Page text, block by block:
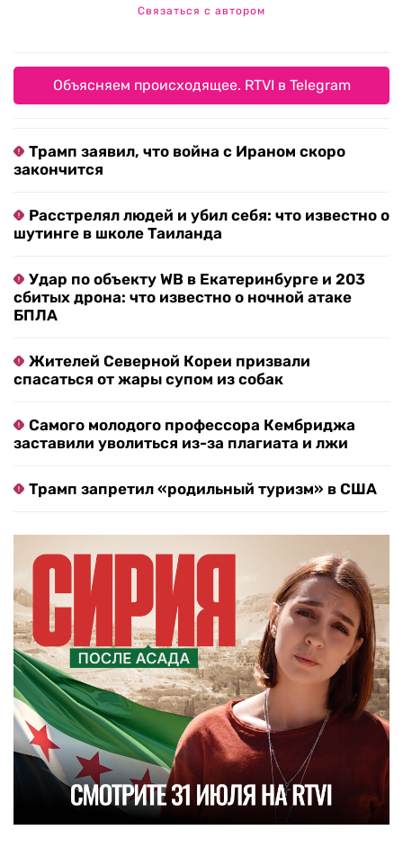
Связаться с автором
Объясняем происходящее. RTVI в Telegram
Трамп заявил, что война с Ираном скоро
закончится
Расстрелял людей и убил себя: что известно о
шутинге в школе Таиланда
Удар по объекту WB в Екатеринбурге и 203
сбитых дрона: что известно о ночной атаке
БПЛА
Жителей Северной Кореи призвали
спасаться от жары супом из собак
Самого молодого профессора Кембриджа
заставили уволиться из-за плагиата и лжи
Трамп запретил «родильный туризм» в США